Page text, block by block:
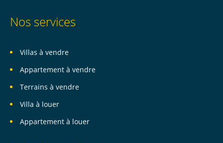
Nos services
Villas à vendre
Appartement à vendre
Terrains à vendre
Villa à louer
Appartement à louer